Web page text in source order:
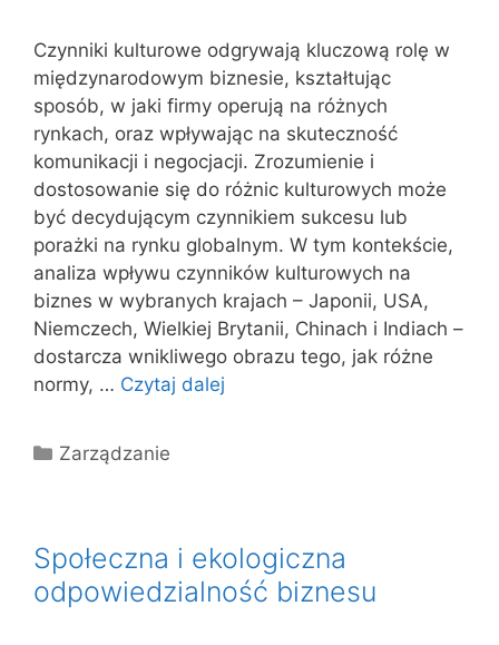
Czynniki kulturowe odgrywają kluczową rolę w
międzynarodowym biznesie, kształtując
sposób, w jaki firmy operują na różnych
rynkach, oraz wpływając na skuteczność
komunikacji i negocjacji. Zrozumienie i
dostosowanie się do różnic kulturowych może
być decydującym czynnikiem sukcesu lub
porażki na rynku globalnym. W tym kontekście,
analiza wpływu czynników kulturowych na
biznes w wybranych krajach – Japonii, USA,
Niemczech, Wielkiej Brytanii, Chinach i Indiach –
dostarcza wnikliwego obrazu tego, jak różne
normy, … Czytaj dalej
Kategorie
Zarządzanie
Społeczna i ekologiczna
odpowiedzialność biznesu